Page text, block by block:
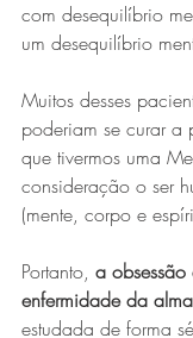
com desequilíbrio
um desequilíbrio
Muitos desses
poderiam se curar a
que tivermos uma
consideração o ser
(mente, corpo e
Portanto, a
enfermidade da alma
estudada de forma